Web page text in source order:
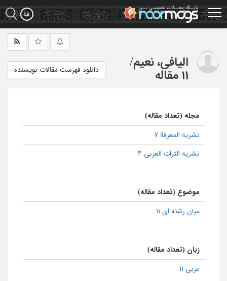
Skip
to
main
الیافی، نعیم/
11 مقاله
دانلود فهرست مقالات نویسنده
مجله (تعداد مقاله)
نشریه المعرفة 7
نشریه التراث العربی 4
موضوع (تعداد مقاله)
میان رشته ای 11
زبان (تعداد مقاله)
عربی 11